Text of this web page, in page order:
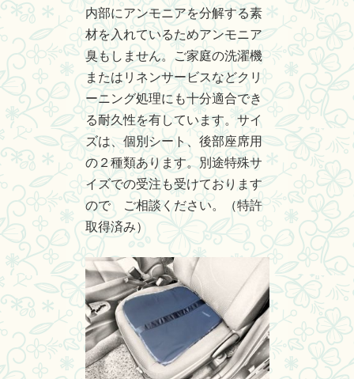
内部にアンモニアを分解する素
材を入れているためアンモニア
臭もしません。ご家庭の洗濯機
またはリネンサービスなどクリ
ーニング処理にも十分適合でき
る耐久性を有しています。サイ
ズは、個別シート、後部座席用
の２種類あります。別途特殊サ
イズでの受注も受けております
ので ご相談ください。（特許
取得済み）